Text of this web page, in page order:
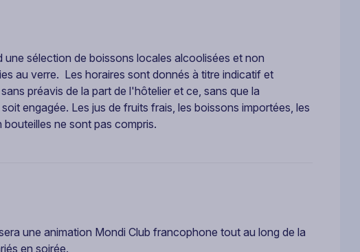
sélection de boissons locales alcoolisées et non
au verre. Les horaires sont donnés à titre indicatif et
préavis de la part de l'hôtelier et ce, sans que la
engagée. Les jus de fruits frais, les boissons importées, les
ne sont pas compris.
une animation Mondi Club francophone tout au long de la
en soirée.